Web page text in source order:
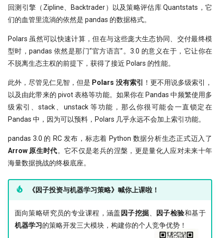
回测引擎（Zipline、Backtrader）以及策略评估库 Quantstats，它
们的血管里流淌的依然是 pandas 的数据格式。
Polars 虽然可以快速计算，但在与这些庞大生态协同、交付最终模
型时，pandas 依然是那门“官方语言”。3.0 的意义在于，它让你在
不脱离生态主权的前提下，获得了接近 Polars 的性能。
此外，尽管见仁见智，但是 Polars 没有索引
！更不用说多级索引，
以及由此带来的 pivot 表格等功能。如果你在 Pandas 中频繁使用多
级索引、stack、unstack 等功能，那么你很可能会一直锁定在
Pandas 中，因为可以预料，Polars 几乎永远不会加上索引功能。
pandas 3.0 的 RC 发布，标志着 Python 数据分析生态正式迈入了
Arrow 原生时代。它不仅是老兵的涅槃，更是量化人应对未来十年
海量数据挑战的终极底座。
《因子投资与机器学习策略》喊你上课啦！
面向策略研究员的专业课程，涵盖因子挖掘 因子检验和基于
机器学习的策略开发三大模块，构建你的个人竞争优势！